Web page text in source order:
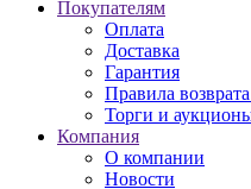
Покупателям
Оплата
Доставка
Гарантия
Правила
Торги и
Компания
О компании
Новости